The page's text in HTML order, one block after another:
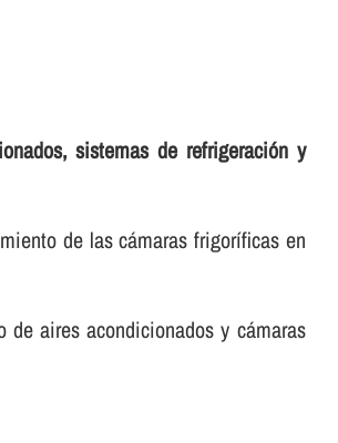
sistemas de refrigeración y
de las cámaras frigorí­ficas en
aires acondicionados y cámaras